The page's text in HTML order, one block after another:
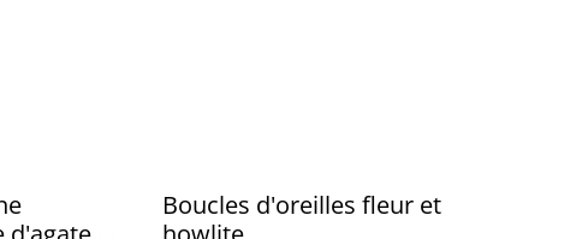
Boucles d'oreilles fleur et